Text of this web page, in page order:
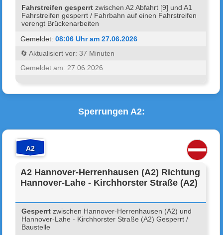
Fahrstreifen gesperrt zwischen A2 Abfahrt [9] und A1
Fahrstreifen gesperrt / Fahrbahn auf einen Fahrstreifen
verengt Brückenarbeiten
Gemeldet:08:06 Uhr am 27.06.2026
🔄 Aktualisiert vor: 37 Minuten
Gemeldet am: 27.06.2026
Sperrungen A2:
A2
A2 Hannover-Herrenhausen (A2) Richtung
Hannover-Lahe - Kirchhorster Straße (A2)
Gesperrt zwischen Hannover-Herrenhausen (A2) und
Hannover-Lahe - Kirchhorster Straße (A2) Gesperrt /
Baustelle